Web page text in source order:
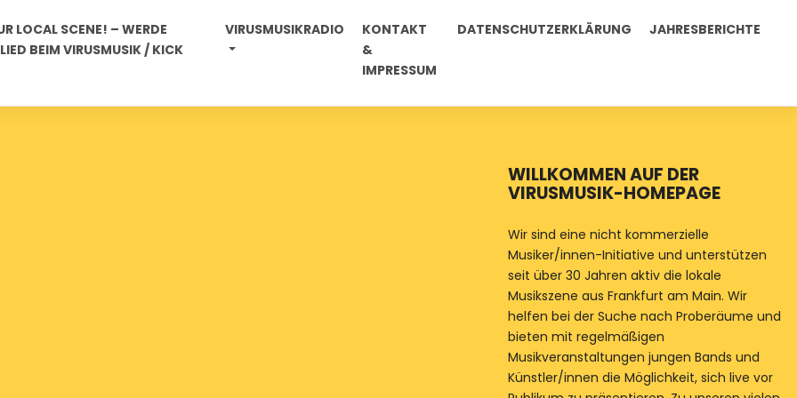
LOCAL SCENE! – WERDE
BEIM VIRUSMUSIK / KICK
VIRUSMUSIKRADIO
KONTAKT
&
IMPRESSUM
DATENSCHUTZERKLÄRUNG JAHRESBERICHTE
WILLKOMMEN AUF DER
VIRUSMUSIK-HOMEPAGE
Wir sind eine nicht kommerzielle
Musiker/innen-Initiative und unterstützen
seit über 30 Jahren aktiv die lokale
Musikszene aus Frankfurt am Main. Wir
helfen bei der Suche nach Proberäume und
bieten mit regelmäßigen
Musikveranstaltungen jungen Bands und
Künstler/innen die Möglichkeit, sich live vor